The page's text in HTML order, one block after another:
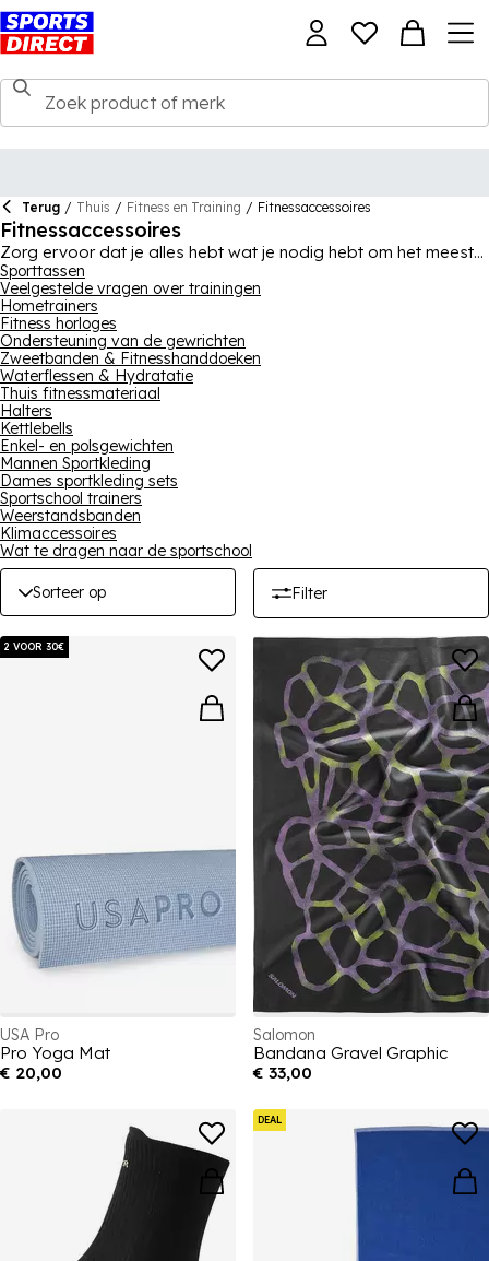
Terug / Thuis / Fitness en Training / Fitnessaccessoires
Fitnessaccessoires
Zorg ervoor dat je alles hebt wat je nodig hebt om het meeste
uit je training te halen met behulp van onze collectie
gymaccessoires, perfect om je training in de sportschool aan
te vullen of je thuisworkouts te verbeteren. Met grote namen
zoals Everlast, Nike, Lonsdale, adidas en USA Pro, bevat
deze reeks gymhanddoeken, waterflessen, yogamatten,
bokshandschoenen, gymtassen, gewrichtsondersteuning,
trainingshandschoenen, gymmatten, oortelefoons en nog veel
meer. Met zoveel verschillende producten om uit te kiezen,
bekijk onze gymaccessoires en vind precies wat je nodig hebt.
Sporttassen
Veelgestelde vragen over trainingen
Hometrainers
Fitness horloges
Ondersteuning van de gewrichten
Zweetbanden & Fitnesshanddoeken
Waterflessen & Hydratatie
Thuis fitnessmateriaal
Halters
Kettlebells
Enkel- en polsgewichten
Mannen Sportkleding
Dames sportkleding sets
Sportschool trainers
Weerstandsbanden
Klimaccessoires
Wat te dragen naar de sportschool
Sorteer op Filter
2 VOOR 30€
USA Pro
Pro Yoga Mat
€ 20,00
Salomon
Bandana Gravel Graphic
€ 33,00
DEAL